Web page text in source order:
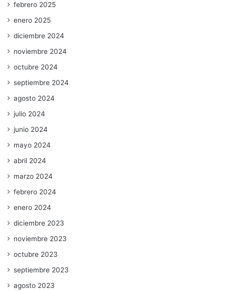
febrero 2025
enero 2025
diciembre 2024
noviembre 2024
octubre 2024
septiembre 2024
agosto 2024
julio 2024
junio 2024
mayo 2024
abril 2024
marzo 2024
febrero 2024
enero 2024
diciembre 2023
noviembre 2023
octubre 2023
septiembre 2023
agosto 2023